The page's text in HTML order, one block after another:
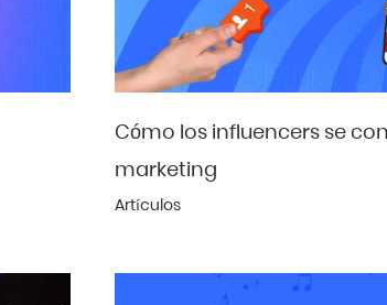
Cómo los influencers se
marketing
Artículos